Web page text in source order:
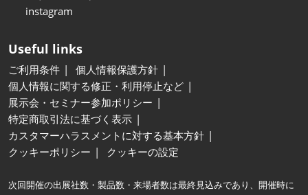
instagram
Useful links
ご利用条件
個人情報保護方針
個人情報に関する修正・利用停止など
展示会・セミナー参加ポリシー
特定商取引法に基づく表示
カスタマーハラスメントに対する基本方針
クッキーポリシー
クッキーの設定
次回開催の出展社数・製品数・来場者数は最終見込みであり、開催時に